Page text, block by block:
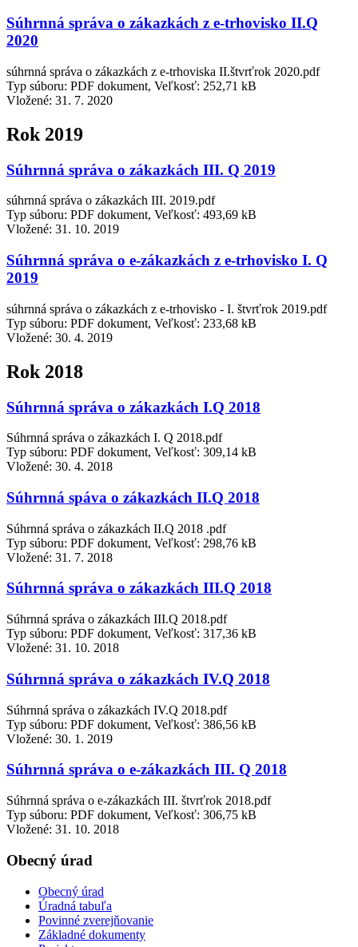
Súhrnná správa o zákazkách z e-trhovisko II.Q
2020
súhrnná správa o zákazkách z e-trhoviska II.štvrťrok 2020.pdf
Typ súboru: PDF dokument, Veľkosť: 252,71 kB
Vložené: 31. 7. 2020
Rok 2019
Súhrnná správa o zákazkách III. Q 2019
súhrnná správa o zákazkách III. 2019.pdf
Typ súboru: PDF dokument, Veľkosť: 493,69 kB
Vložené: 31. 10. 2019
Súhrnná správa o e-zákazkách z e-trhovisko I. Q
2019
súhrnná správa o zákazkách z e-trhovisko - I. štvrťrok 2019.pdf
Typ súboru: PDF dokument, Veľkosť: 233,68 kB
Vložené: 30. 4. 2019
Rok 2018
Súhrnná správa o zákazkách I.Q 2018
Súhrnná správa o zákazkách I. Q 2018.pdf
Typ súboru: PDF dokument, Veľkosť: 309,14 kB
Vložené: 30. 4. 2018
Súhrnná spáva o zákazkách II.Q 2018
Súhrnná správa o zákazkách II.Q 2018 .pdf
Typ súboru: PDF dokument, Veľkosť: 298,76 kB
Vložené: 31. 7. 2018
Súhrnná správa o zákazkách III.Q 2018
Súhrnná správa o zákazkách III.Q 2018.pdf
Typ súboru: PDF dokument, Veľkosť: 317,36 kB
Vložené: 31. 10. 2018
Súhrnná správa o zákazkách IV.Q 2018
Súhrnná správa o zákazkách IV.Q 2018.pdf
Typ súboru: PDF dokument, Veľkosť: 386,56 kB
Vložené: 30. 1. 2019
Súhrnná správa o e-zákazkách III. Q 2018
Súhrnná správa o e-zákazkách III. štvrťrok 2018.pdf
Typ súboru: PDF dokument, Veľkosť: 306,75 kB
Vložené: 31. 10. 2018
Obecný úrad
Obecný úrad
Úradná tabuľa
Povinné zverejňovanie
Základné dokumenty